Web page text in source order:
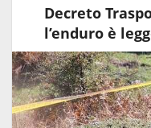
Decreto
l’enduro è